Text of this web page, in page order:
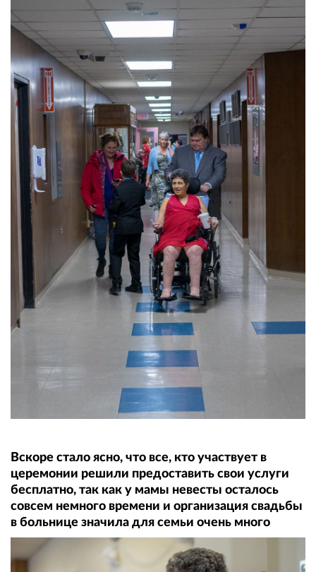
Вскоре стало ясно, что все, кто участвует в
церемонии решили предоставить свои услуги
бесплатно, так как у мамы невесты осталось
совсем немного времени и организация свадьбы
в больнице значила для семьи очень много